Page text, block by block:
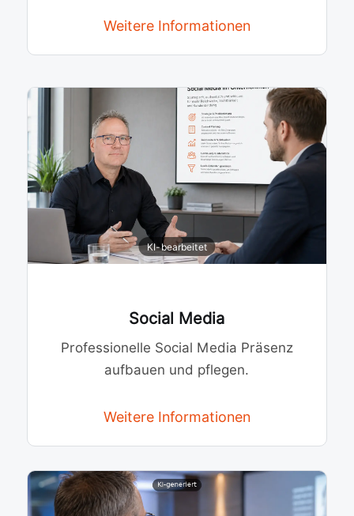
Weitere Informationen
Social Media
Professionelle Social Media Präsenz
aufbauen und pflegen.
Weitere Informationen